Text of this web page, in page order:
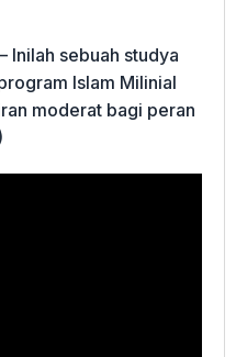
– Inilah sebuah studya
Islam Milinial
moderat bagi peran